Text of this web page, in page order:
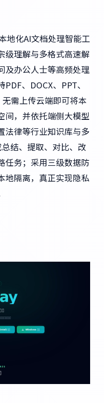
地化AI文档处理智能工
级理解与多格式高速解
及办公人士等高频处理
、DOCX、PPT、
需上传云端即可将本
间，并依托端侧大模型
法律等行业知识库与多
结、提取、对比、改
任务；采用三级数据防
地隔离，真正实现隐私